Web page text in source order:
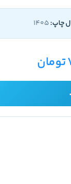
چاپ:
تومان